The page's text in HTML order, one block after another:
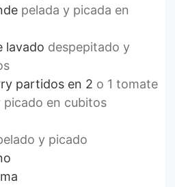
pelada y picada en
lavado despepitado y
partidos en 2 o 1 tomate
picado en cubitos
y picado